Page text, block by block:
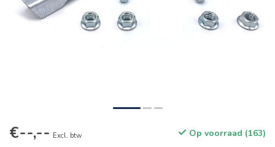
€--,-- Excl. btw Op voorraad (163)